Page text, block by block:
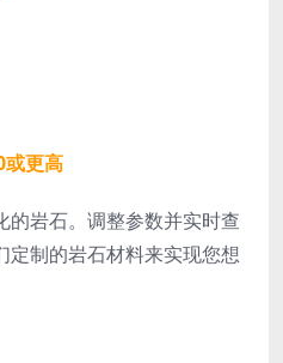
更高
的岩石。调整参数并实时查
定制的岩石材料来实现您想